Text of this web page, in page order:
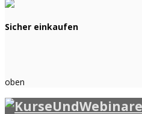
Sicher einkaufen
oben